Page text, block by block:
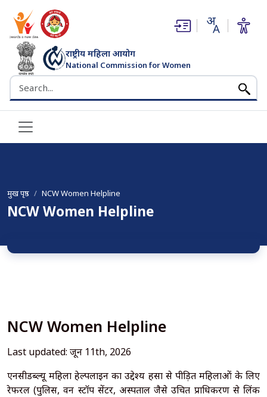
राष्ट्रीय महिला आयोग
National Commission for Women
भारत सरकार
Search the NCW website
(opens in new window)
(opens in new window)
मुख पृष्ठ NCW Women Helpline
NCW Women Helpline
NCW Women Helpline
Last updated: जून 11th, 2026
एनसीडब्ल्यू महिला हेल्पलाइन का उद्देश्य हिंसा से पीड़ित महिलाओं के लिए
रेफरल (पुलिस, वन स्टॉप सेंटर, अस्पताल जैसे उचित प्राधिकरण से लिंक